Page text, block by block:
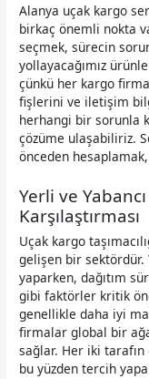
Alanya uçak kargo
birkaç önemli nokta
seçmek, sürecin
yollayacağımız
çünkü her kargo
fişlerini ve iletişim
herhangi bir sorunla
çözüme ulaşabiliriz.
önceden
Yerli ve
Karşılaştırması
Uçak kargo
gelişen bir sektördür.
yaparken, dağıtım
gibi faktörler kritik
genellikle daha iyi
firmalar global bir
sağlar. Her iki tarafın
bu yüzden tercih